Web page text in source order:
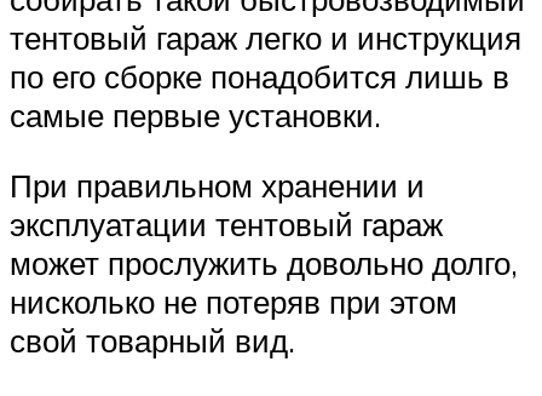
тентовый гараж легко и инструкция
по его сборке понадобится лишь в
самые первые установки.
При правильном хранении и
эксплуатации тентовый гараж
может прослужить довольно долго,
нисколько не потеряв при этом
свой товарный вид.